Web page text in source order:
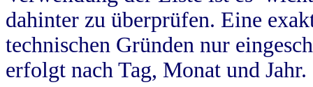
dahinter zu überprüfen. Eine
technischen Gründen nur
erfolgt nach Tag, Monat und Jahr.